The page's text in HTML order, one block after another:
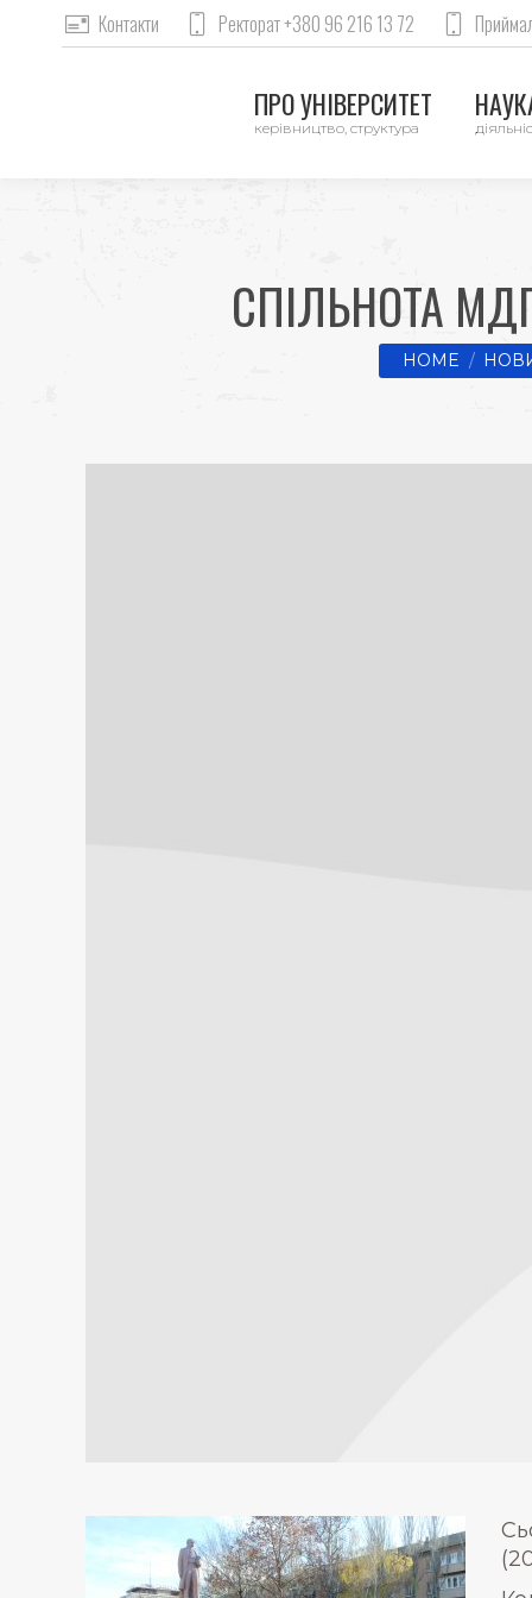
Контакти Ректорат +380 96 216 13 72
ПРО УНІВЕРСИТЕТ
керівництво, структура
СПІЛЬНОТА
You are here:
HOME